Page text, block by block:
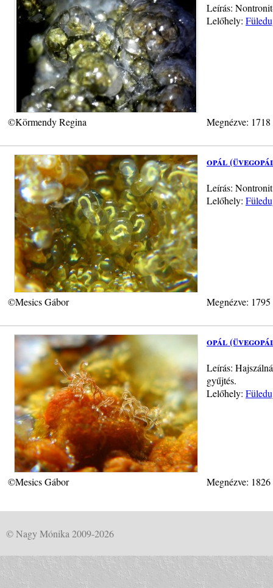
Leírás:
Lelőhely:
©Körmendy Regina Megnézve:
opál
Leírás:
Lelőhely:
©Mesics Gábor Megnézve:
opál
Leírás:
gyűjtés.
Lelőhely:
©Mesics Gábor Megnézve:
© Nagy Mónika 2009-2026